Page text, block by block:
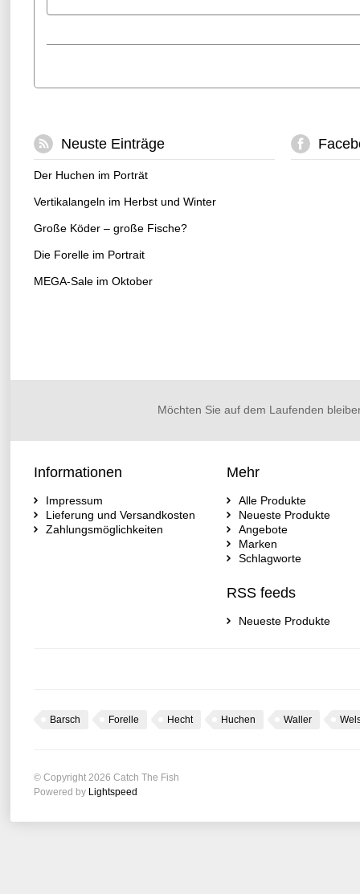
Neuste Einträge
Der Huchen im Porträt
Vertikalangeln im Herbst und Winter
Große Köder – große Fische?
Die Forelle im Portrait
MEGA-Sale im Oktober
Möchten Sie auf dem Laufenden
Informationen
Impressum
Lieferung und Versandkosten
Zahlungsmöglichkeiten
Mehr
Alle Produkte
Neueste Produkte
Angebote
Marken
Schlagworte
RSS feeds
Neueste Produkte
Barsch Forelle Hecht Huchen Waller
© Copyright 2026 Catch The Fish
Powered by Lightspeed